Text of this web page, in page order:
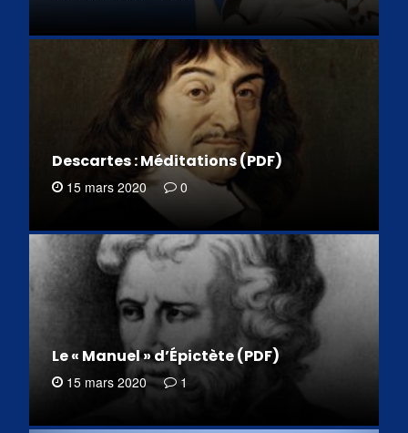
Descartes : Méditations (PDF)
15 mars 2020 0
Le « Manuel » d’Épictète (PDF)
15 mars 2020 1